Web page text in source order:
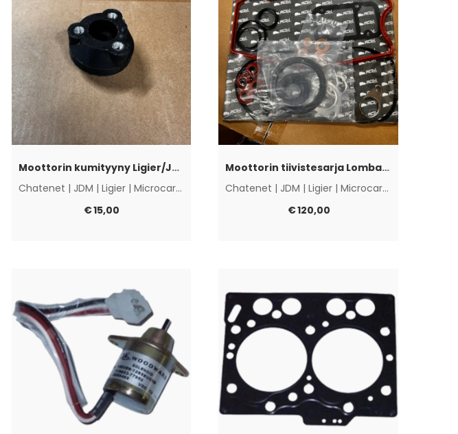
Muut
Moottorin kumityyny Ligier/JDM/Microcar/Chatenet CH26
Chatenet | JDM | Ligier| Microcar|
€15,00
Moottorin tiivistesarja Lombardi DCI LDW442/492
Chatenet | JDM |Ligier |Microcar|
€120,00